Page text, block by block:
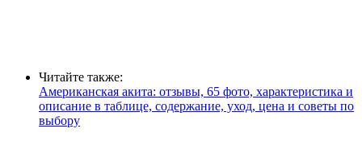
Читайте также:
Американская акита: отзывы, 65 фото, характеристика и
описание в таблице, содержание, уход, цена и советы по
выбору